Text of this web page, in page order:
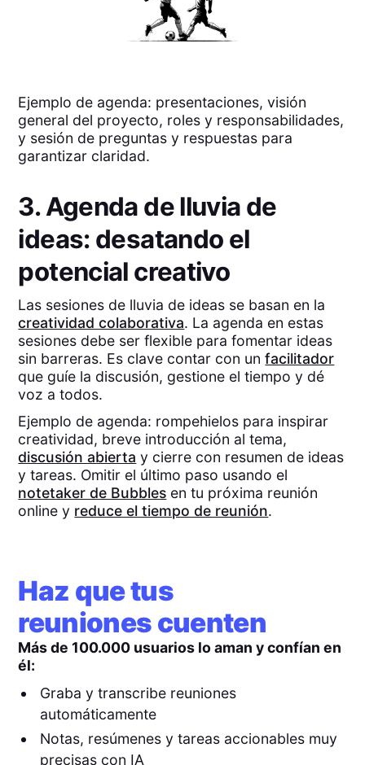
Ejemplo de agenda: presentaciones, visión
general del proyecto, roles y responsabilidades,
y sesión de preguntas y respuestas para
garantizar claridad.
3. Agenda de lluvia de
ideas: desatando el
potencial creativo
Las sesiones de lluvia de ideas se basan en la
creatividad colaborativa. La agenda en estas
sesiones debe ser flexible para fomentar ideas
sin barreras. Es clave contar con unfacilitador
que guíe la discusión, gestione el tiempo y dé
voz a todos.
Ejemplo de agenda: rompehielos para inspirar
creatividad, breve introducción al tema,
discusión abierta y cierre con resumen de ideas
y tareas. Omitir el último paso usando el
notetaker de Bubbles en tu próxima reunión
online y reduce el tiempo de reunión.
Haz que tus
reuniones cuenten
Más de 100.000 usuarios lo aman y confían en
él:
Graba y transcribe reuniones
automáticamente
Notas, resúmenes y tareas accionables muy
precisas con IA